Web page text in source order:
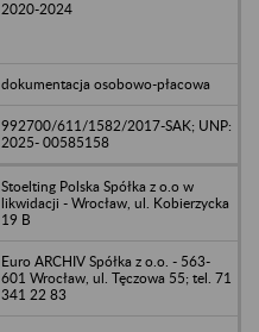
2020-2024
dokumentacja osobowo-płacowa
992700/611/1582/2017-SAK; UNP:
2025- 00585158
Stoelting Polska Spółka z o.o w
likwidacji - Wrocław, ul. Kobierzycka
19 B
Euro ARCHIV Spółka z o.o. - 563-
601 Wrocław, ul. Tęczowa 55; tel. 71
341 22 83